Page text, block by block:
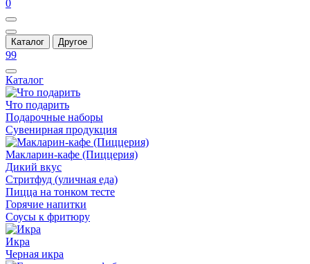
0
Каталог Другое
99
Каталог
Что подарить
Подарочные наборы
Сувенирная продукция
Макларин-кафе (Пиццерия)
Дикий вкус
Стритфуд (уличная еда)
Пицца на тонком тесте
Горячие напитки
Соусы к фритюру
Икра
Черная икра